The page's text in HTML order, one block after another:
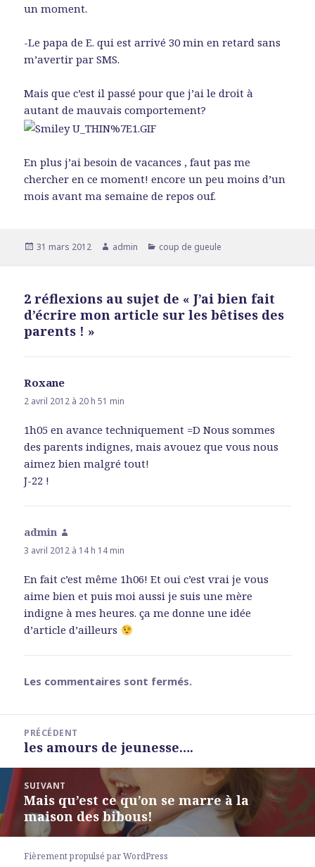
un moment.
-Le papa de E. qui est arrivé 30 min en retard sans
m’avertir par SMS.
Mais que c’est il passé pour que j’ai le droit à
autant de mauvais comportement?
En plus j’ai besoin de vacances , faut pas me
chercher en ce moment! encore un peu moins d’un
mois avant ma semaine de repos ouf.
Publié
31 mars 2012 Auteur
admin Catégories
coup de gueule
2 réflexions au sujet de « J’ai bien fait
d’écrire mon article sur les bêtises des
parents ! »
Roxane
2 avril 2012 à 20 h 51 min
1h05 en avance techniquement =D Nous sommes
des parents indignes, mais avouez que vous nous
aimez bien malgré tout!
J-22 !
admin
3 avril 2012 à 14 h 14 min
En fait c’est même 1h06! Et oui c’est vrai je vous
aime bien et puis moi aussi je suis une mère
indigne à mes heures. ça me donne une idée
d’article d’ailleurs
Les commentaires sont fermés.
l’article
PRÉCÉDENT
Article
précédent :
les amours de jeunesse….
SUIVANT
Article
suivant :
Mais qu’est ce qu’on se marre à la
maison des bibous!
Fièrement propulsé par WordPress